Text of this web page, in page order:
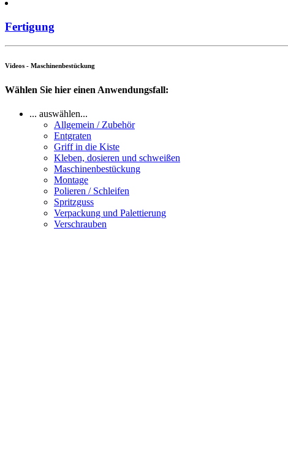
Fertigung
Videos - Maschinenbestückung
Wählen Sie hier einen Anwendungsfall:
... auswählen...
Allgemein / Zubehör
Entgraten
Griff in die Kiste
Kleben, dosieren und schweißen
Maschinenbestückung
Montage
Polieren / Schleifen
Spritzguss
Verpackung und Palettierung
Verschrauben